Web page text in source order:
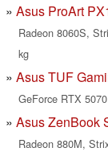
Asus ProArt
Radeon 8060S,
kg
Asus TUF
GeForce RTX
Asus ZenBook
Radeon 880M,